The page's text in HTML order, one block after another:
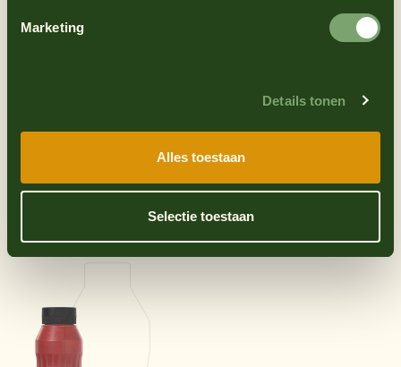
Marketing
Details tonen
Alles toestaan
Selectie toestaan
French fries
sauce from
Orange
Fresh and creamy
Barbecue Sauce